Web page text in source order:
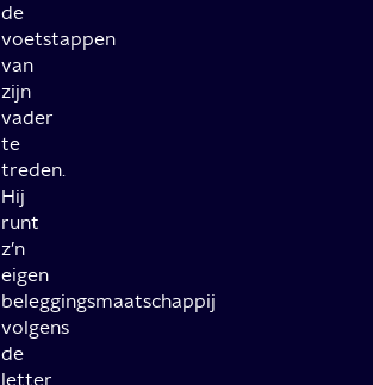
de
voetstappen
van
zijn
vader
te
treden.
Hij
runt
z’n
eigen
beleggingsmaatschappij
volgens
de
letter